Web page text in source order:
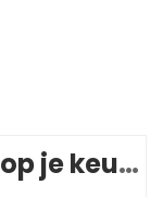
Promotiepakket ‘Trots op je keurmerk’